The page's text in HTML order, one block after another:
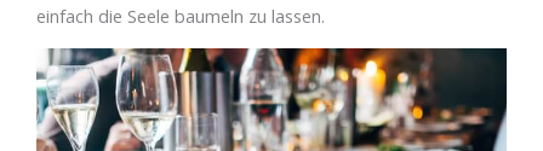
einfach die Seele baumeln zu lassen.